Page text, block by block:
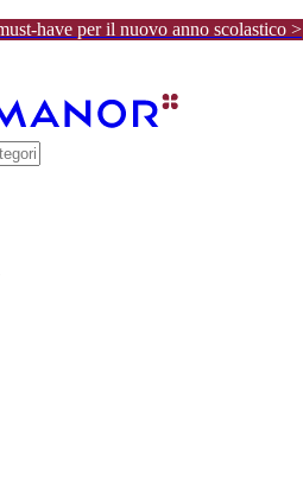
have per il nuovo anno scolastico >